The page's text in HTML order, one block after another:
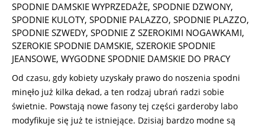
SPODNIE DAMSKIE WYPRZEDAŻE, SPODNIE DZWONY,
SPODNIE KULOTY, SPODNIE PALAZZO, SPODNIE PLAZZO,
SPODNIE SZWEDY, SPODNIE Z SZEROKIMI NOGAWKAMI,
SZEROKIE SPODNIE DAMSKIE, SZEROKIE SPODNIE
JEANSOWE, WYGODNE SPODNIE DAMSKIE DO PRACY
Od czasu, gdy kobiety uzyskały prawo do noszenia spodni
minęło już kilka dekad, a ten rodzaj ubrań radzi sobie
świetnie. Powstają nowe fasony tej części garderoby labo
modyfikuje się już te istniejące. Dzisiaj bardzo modne są